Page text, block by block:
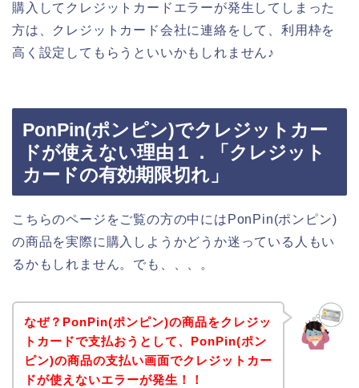
購入してクレジットカードエラーが発生してしまった
方は、クレジットカード会社に連絡をして、利用枠を
高く設定してもらうといいかもしれません♪
PonPin(ポンピン)でクレジットカー
ドが使えない理由１．「クレジット
カードの有効期限切れ」
こちらのページをご覧の方の中にはPonPin(ポンピン)
の商品を実際に購入しようかどうか迷っている人もい
るかもしれません。でも、、、。
なぜ？PonPin(ポンピン)の商品をクレジッ
トカードで支払おうとして、PonPin(ポン
ピン)の商品の支払い画面でクレジットカー
ドが使えないエラーが発生！！